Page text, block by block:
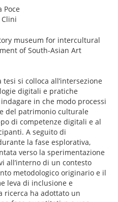
Poce
Clini
museum for intercultural
of South-Asian Art
si colloca all’intersezione
digitali e pratiche
in che modo processi
del patrimonio culturale
di competenze digitali e al
A seguito di
la fase esplorativa,
verso la sperimentazione
all’interno di un contesto
metodologico originario e il
leva di inclusione e
ricerca ha adottato un